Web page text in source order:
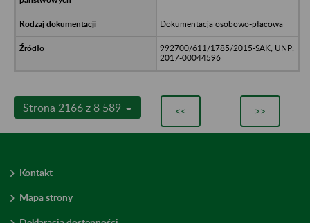
Dokumentacja osobowo-płacowa
992700/611/1785/2015-SAK; UNP:
2017-00044596
Strona 2166 z 8 589 << >>
Kontakt
Mapa strony